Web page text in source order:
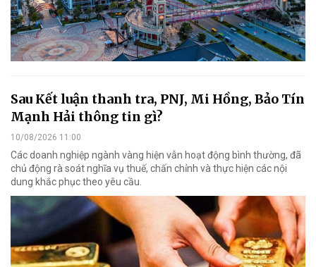
Sau Kết luận thanh tra, PNJ, Mi Hồng, Bảo Tín
Mạnh Hải thông tin gì?
10/08/2026 11:00
Các doanh nghiệp ngành vàng hiện vẫn hoạt động bình thường, đã
chủ động rà soát nghĩa vụ thuế, chấn chỉnh và thực hiện các nội
dung khắc phục theo yêu cầu.